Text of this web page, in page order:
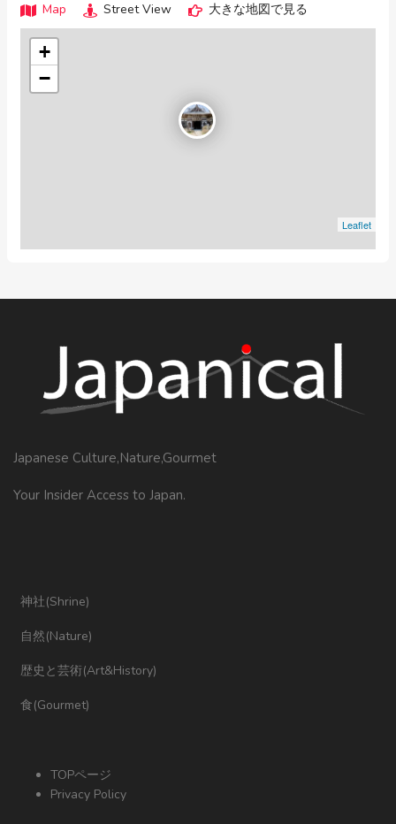
Map Street View 大きな地図で見る
+
−
Leaflet
Japanese Culture,Nature,Gourmet
Your Insider Access to Japan.
神社(Shrine)
自然(Nature)
歴史と芸術(Art&History)
食(Gourmet)
TOPページ
Privacy Policy